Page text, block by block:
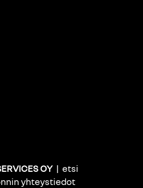
OY | etsi
yhteystiedot